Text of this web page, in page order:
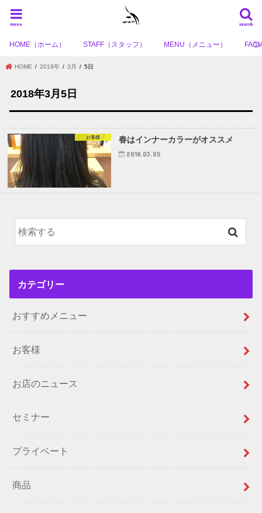
search
menu
HOME（ホーム） STAFF（スタッフ） MENU（メニュー）
HOME 2018年 3月 5日
2018年3月5日
お客様 春はインナーカラーがオススメ
2018.03.05
カテゴリー
おすすめメニュー
お客様
お店のニュース
セミナー
プライベート
商品